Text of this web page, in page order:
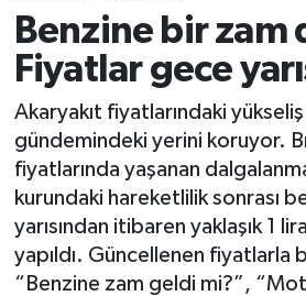
Benzine bir zam
Fiyatlar gece
Akaryakıt fiyatlarındaki
gündemindeki yerini koruyor.
fiyatlarında yaşanan
kurundaki hareketlilik sonrası
yarısından itibaren yaklaşık 1
yapıldı. Güncellenen fiyatlarla
“Benzine zam geldi mi?”,
Süper Lig Puan Durumu ve
Tüm Manşetler
Son Dakika Haberleri
Haber Arşivi